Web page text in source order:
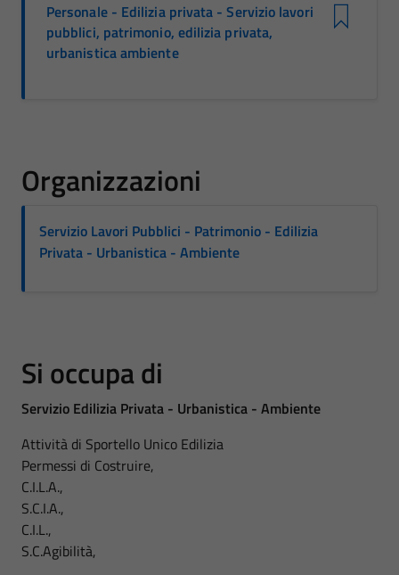
Personale - Edilizia privata - Servizio lavori
pubblici, patrimonio, edilizia privata,
urbanistica ambiente
Organizzazioni
Servizio Lavori Pubblici - Patrimonio - Edilizia
Privata - Urbanistica - Ambiente
Si occupa di
Servizio Edilizia Privata - Urbanistica - Ambiente
Attività di Sportello Unico Edilizia
Permessi di Costruire,
C.I.L.A.,
S.C.I.A.,
C.I.L.,
S.C.Agibilità,